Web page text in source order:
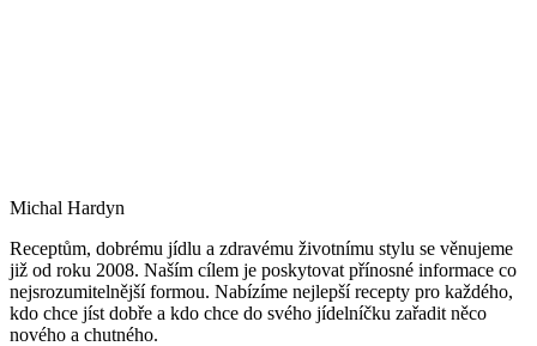
Michal Hardyn
Receptům, dobrému jídlu a zdravému životnímu stylu se věnujeme
již od roku 2008. Naším cílem je poskytovat přínosné informace co
nejsrozumitelnější formou. Nabízíme nejlepší recepty pro každého,
kdo chce jíst dobře a kdo chce do svého jídelníčku zařadit něco
nového a chutného.